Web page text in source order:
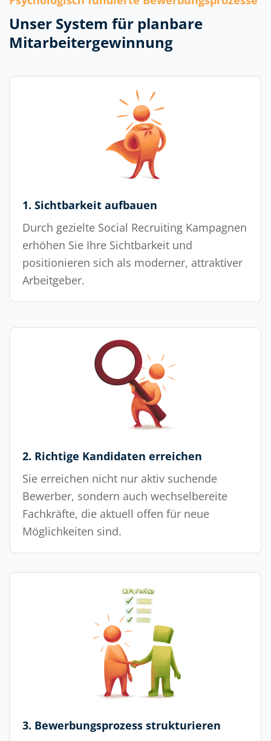
Unser System für planbare
Mitarbeitergewinnung
1. Sichtbarkeit aufbauen
Durch gezielte Social Recruiting Kampagnen
erhöhen Sie Ihre Sichtbarkeit und
positionieren sich als moderner, attraktiver
Arbeitgeber.
2. Richtige Kandidaten erreichen
Sie erreichen nicht nur aktiv suchende
Bewerber, sondern auch wechselbereite
Fachkräfte, die aktuell offen für neue
Möglichkeiten sind.
3. Bewerbungsprozess strukturieren